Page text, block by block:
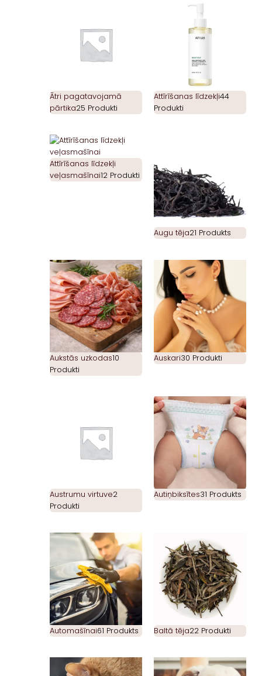
Ātri pagatavojamā
pārtika25 Produkti
Attīrīšanas līdzekļi44
Produkti
Attīrīšanas līdzekļi
veļasmašīnai12 Produkti
Augu tēja21 Produkts
Aukstās uzkodas10
Produkti
Auskari30 Produkti
Austrumu virtuve2
Produkti
Autiņbiksītes31 Produkts
Automašīnai61 Produkts Baltā tēja22 Produkti